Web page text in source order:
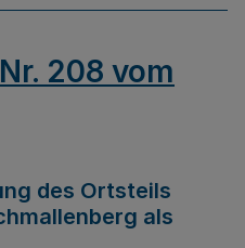
208 vom
des Ortsteils
als